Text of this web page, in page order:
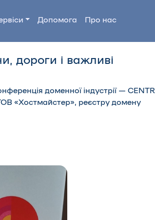
Допомога Про нас
дороги і важливі
доменної індустрії — CENTR
«Хостмайстер», реєстру домену